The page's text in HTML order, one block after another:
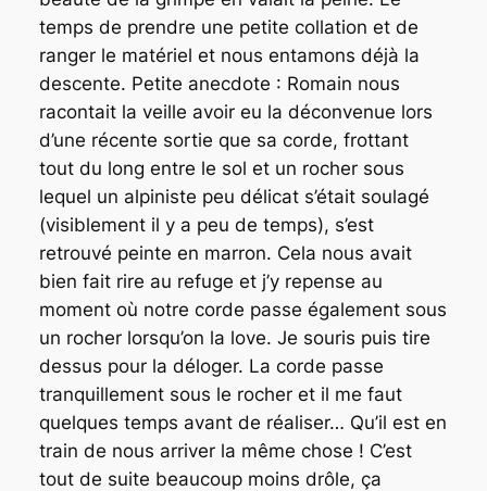
temps de prendre une petite collation et de
ranger le matériel et nous entamons déjà la
descente. Petite anecdote : Romain nous
racontait la veille avoir eu la déconvenue lors
d’une récente sortie que sa corde, frottant
tout du long entre le sol et un rocher sous
lequel un alpiniste peu délicat s’était soulagé
(visiblement il y a peu de temps), s’est
retrouvé peinte en marron. Cela nous avait
bien fait rire au refuge et j’y repense au
moment où notre corde passe également sous
un rocher lorsqu’on la love. Je souris puis tire
dessus pour la déloger. La corde passe
tranquillement sous le rocher et il me faut
quelques temps avant de réaliser… Qu’il est en
train de nous arriver la même chose ! C’est
tout de suite beaucoup moins drôle, ça